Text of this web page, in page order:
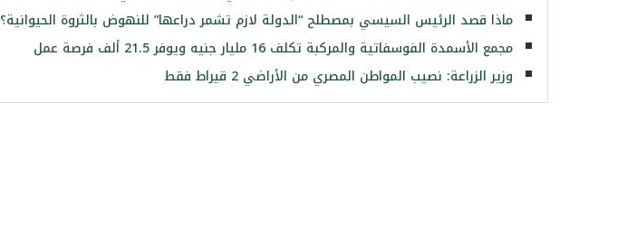
ماذا قصد الرئيس السيسي بمصطلح “الدولة لازم تشمر دراعها” للنهوض بالثروة الحيوانية؟
مجمع الأسمدة الفوسفاتية والمركبة تكلف 16 مليار جنيه ويوفر 21.5 ألف فرصة عمل
وزير الزراعة: نصيب المواطن المصري من الأراضي 2 قيراط فقط